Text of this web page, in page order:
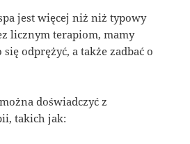
jest więcej niż niż typowy
licznym terapiom, mamy
odprężyć, a także zadbać o
doświadczyć z
takich jak: